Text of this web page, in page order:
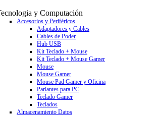
y Computación
Accesorios y Periféricos
Adaptadores y Cables
Cables de Poder
Hub USB
Kit Teclado + Mouse
Kit Teclado + Mouse Gamer
Mouse
Mouse Gamer
Mouse Pad Gamer y Oficina
Parlantes para PC
Teclado Gamer
Teclados
Almacenamiento Datos